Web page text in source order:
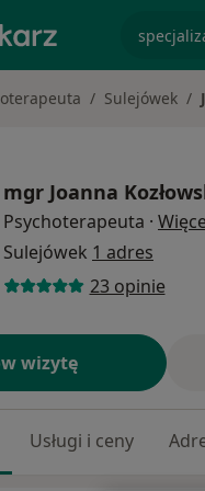
Sulejówek
mgr Joanna
Psychoterapeuta ·
Sulejówek 1 adres
23 opinie
wizytę
Usługi i ceny